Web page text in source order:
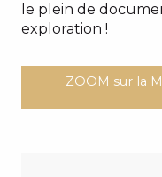
le plein de
exploration !
ZOOM sur la